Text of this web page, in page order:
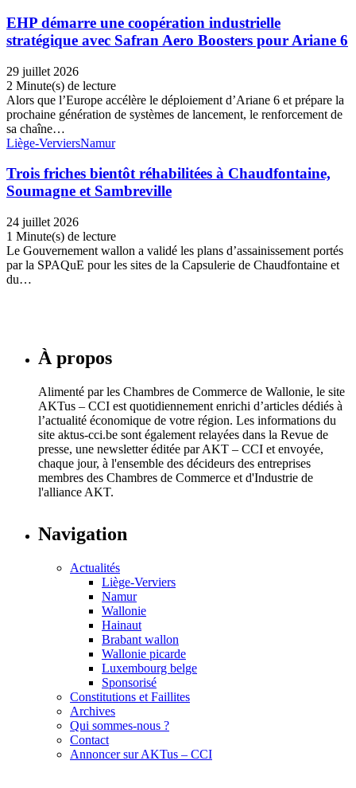
EHP démarre une coopération industrielle
stratégique avec Safran Aero Boosters pour Ariane 6
29 juillet 2026
2 Minute(s) de lecture
Alors que l’Europe accélère le déploiement d’Ariane 6 et prépare la
prochaine génération de systèmes de lancement, le renforcement de
sa chaîne…
Liège-VerviersNamur
Trois friches bientôt réhabilitées à Chaudfontaine,
Soumagne et Sambreville
24 juillet 2026
1 Minute(s) de lecture
Le Gouvernement wallon a validé les plans d’assainissement portés
par la SPAQuE pour les sites de la Capsulerie de Chaudfontaine et
du…
À propos
Alimenté par les Chambres de Commerce de Wallonie, le site
AKTus – CCI est quotidiennement enrichi d’articles dédiés à
l’actualité économique de votre région. Les informations du
site aktus-cci.be sont également relayées dans la Revue de
presse, une newsletter éditée par AKT – CCI et envoyée,
chaque jour, à l'ensemble des décideurs des entreprises
membres des Chambres de Commerce et d'Industrie de
l'alliance AKT.
Navigation
Actualités
Liège-Verviers
Namur
Wallonie
Hainaut
Brabant wallon
Wallonie picarde
Luxembourg belge
Sponsorisé
Constitutions et Faillites
Archives
Qui sommes-nous ?
Contact
Annoncer sur AKTus – CCI